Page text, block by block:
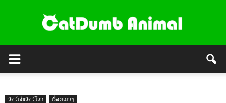
สัตว์เอ๋ยสัตว์โลก เรื่องแมวๆ